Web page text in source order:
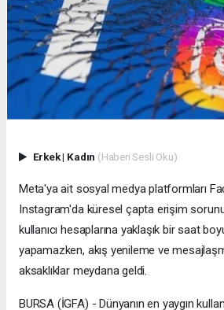
Erkek| Kadın (Haberi Sesli Oku)
Meta'ya ait sosyal medya platformları
Instagram'da küresel çapta erişim
kullanıcı hesaplarına yaklaşık bir saat
yapamazken, akış yenileme ve
aksaklıklar meydana geldi.
BURSA (İGFA) - Dünyanın en yaygın